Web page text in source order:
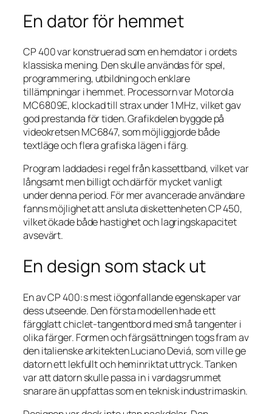
En dator för hemmet
CP 400 var konstruerad som en hemdator i ordets
klassiska mening. Den skulle användas för spel,
programmering, utbildning och enklare
tillämpningar i hemmet. Processorn var Motorola
MC6809E, klockad till strax under 1 MHz, vilket gav
god prestanda för tiden. Grafikdelen byggde på
videokretsen MC6847, som möjliggjorde både
textläge och flera grafiska lägen i färg.
Program laddades i regel från kassettband, vilket var
långsamt men billigt och därför mycket vanligt
under denna period. För mer avancerade användare
fanns möjlighet att ansluta diskettenheten CP 450,
vilket ökade både hastighet och lagringskapacitet
avsevärt.
En design som stack ut
En av CP 400:s mest iögonfallande egenskaper var
dess utseende. Den första modellen hade ett
färgglatt chiclet-tangentbord med små tangenter i
olika färger. Formen och färgsättningen togs fram av
den italienske arkitekten Luciano Deviá, som ville ge
datorn ett lekfullt och heminriktat uttryck. Tanken
var att datorn skulle passa in i vardagsrummet
snarare än uppfattas som en teknisk industrimaskin.